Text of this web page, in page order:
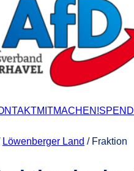
MITMACHEN!
Löwenberger Land / Fraktion